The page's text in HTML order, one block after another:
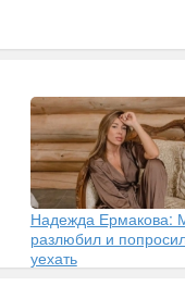
Надежда Ермакова:
разлюбил и
уехать